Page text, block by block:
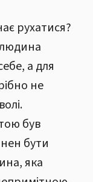
рухатися?
а для
не
був
бути
яка